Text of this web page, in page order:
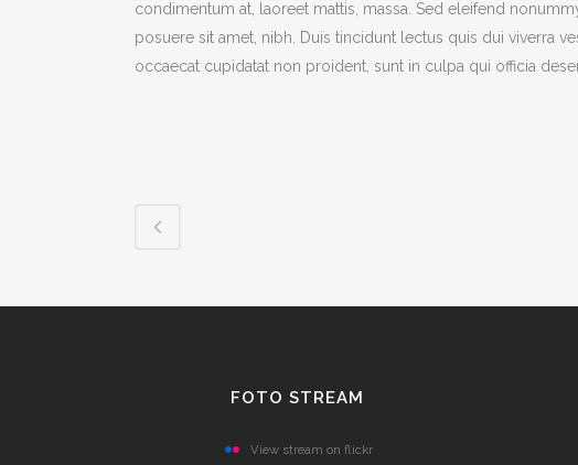
condimentum at, laoreet mattis, massa. Sed eleifend
posuere sit amet, nibh. Duis tincidunt lectus quis dui viverra
occaecat cupidatat non proident, sunt in culpa qui officia
FOTO STREAM
View stream on flickr